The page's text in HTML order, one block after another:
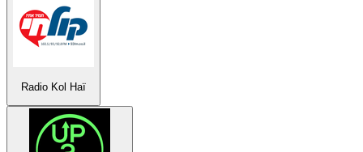
Radio Kol Haï